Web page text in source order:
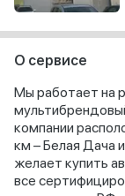
О сервисе
Мы работает на
компании
км – Белая Дача
желает купить
все